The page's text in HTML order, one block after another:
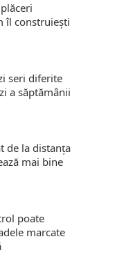
îl construiești
seri diferite
a săptămânii
de la distanța
mai bine
poate
marcate